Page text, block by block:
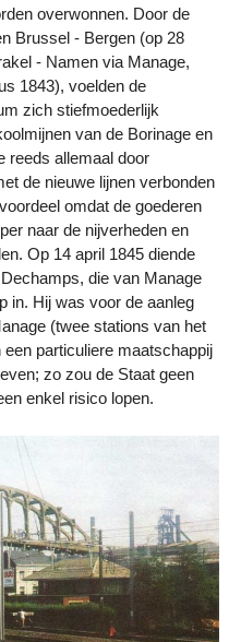
overwonnen. Door de
Brussel - Bergen (op 28
- Namen via Manage,
1843), voelden de
zich stiefmoederlijk
van de Borinage en
reeds allemaal door
de nieuwe lijnen verbonden
omdat de goederen
naar de nijverheden en
Op 14 april 1845 diende
die van Manage
in. Hij was voor de aanleg
(twee stations van het
particuliere maatschappij
zo zou de Staat geen
enkel risico lopen.